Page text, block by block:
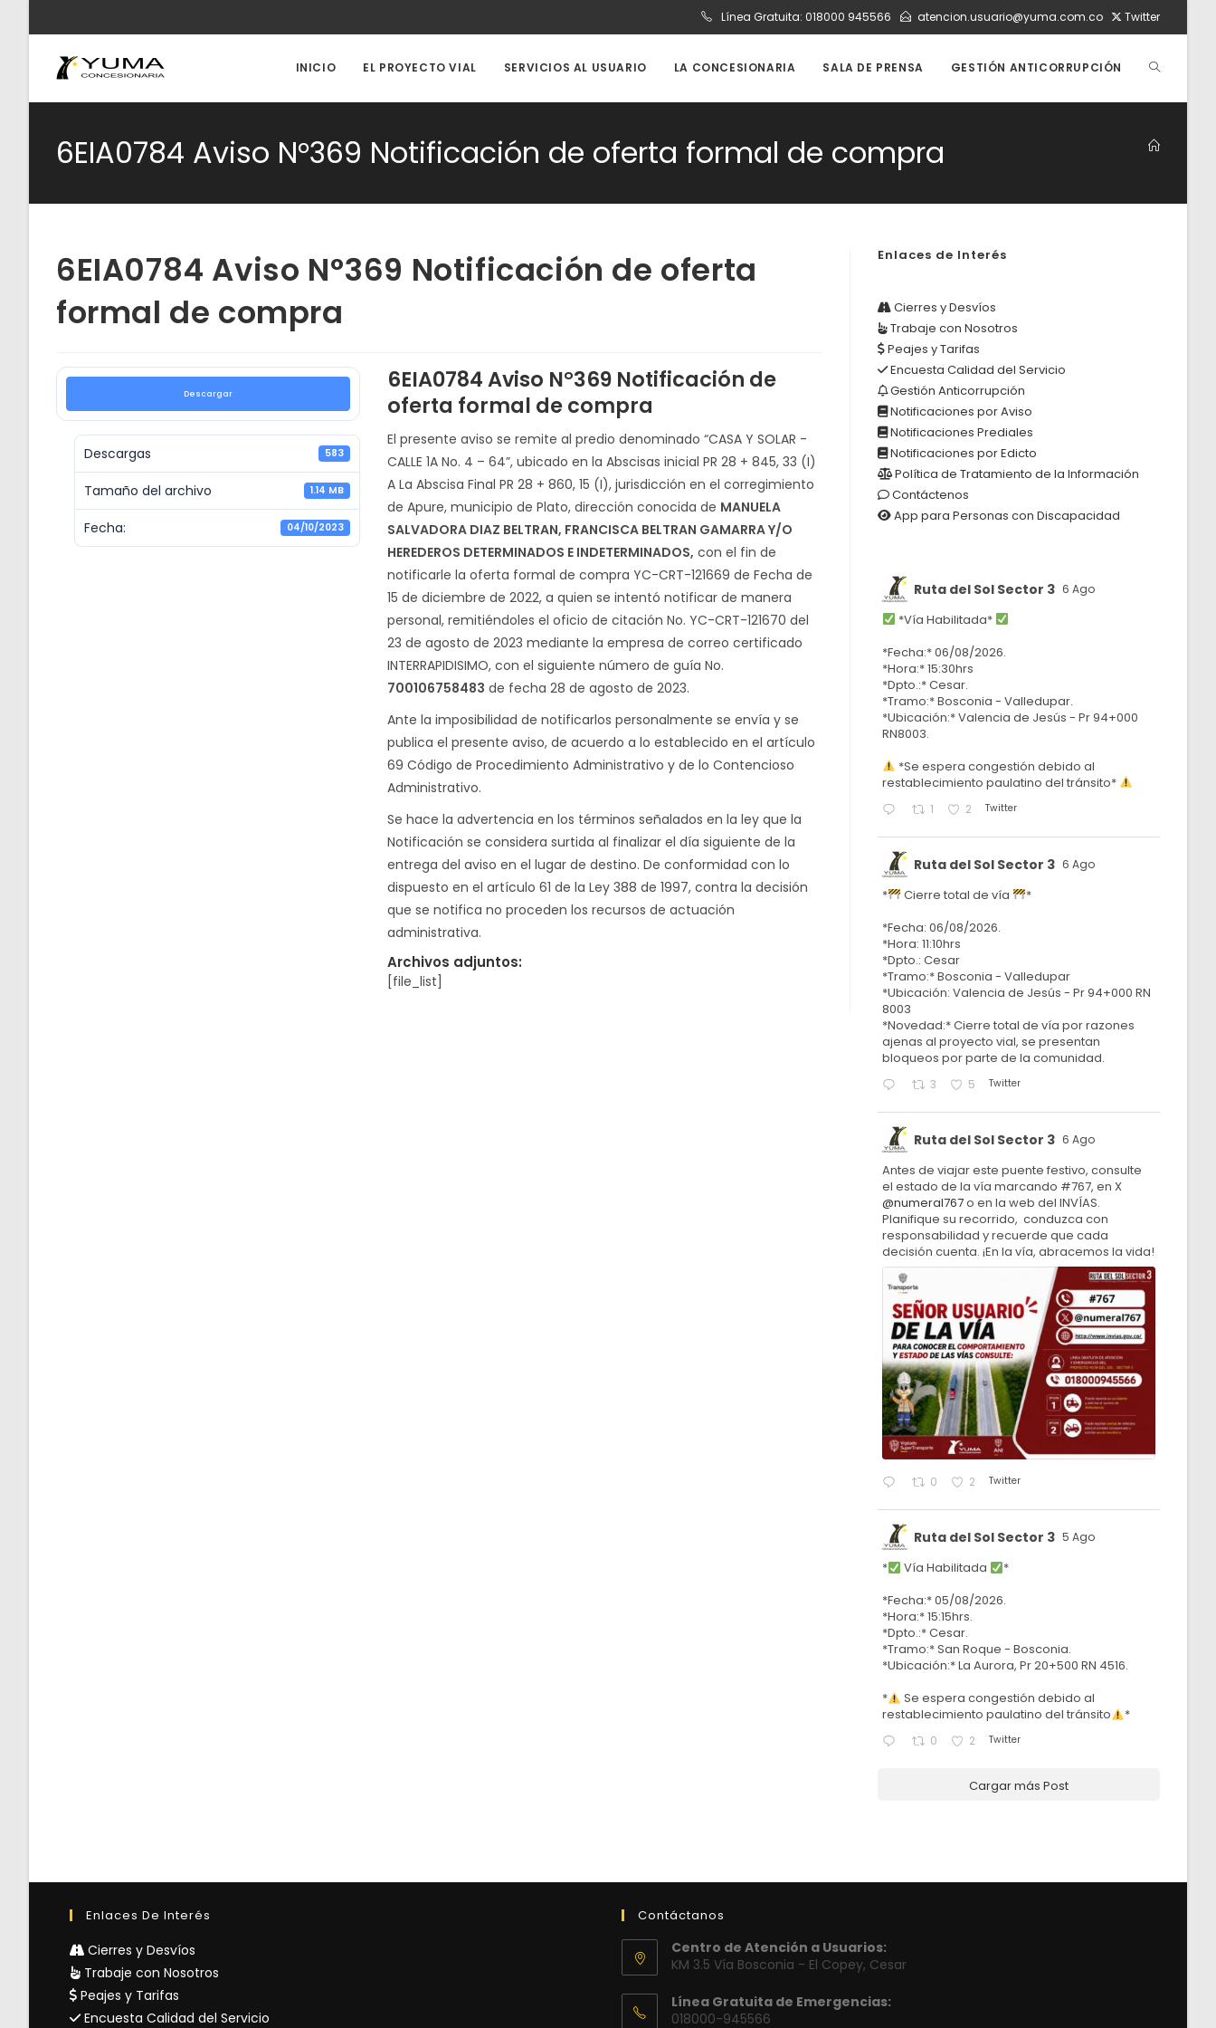
contenido
Línea Gratuita: 018000 945566 atencion.usuario@yuma.com.co Twitter
INICIO EL PROYECTO VIAL SERVICIOS AL USUARIO LA CONCESIONARIA SALA DE PRENSA GESTIÓN ANTICORRUPCIÓN ALTERNAR
BÚSQUEDA
DE
6EIA0784 Aviso N°369 Notificación de oferta formal de compra
6EIA0784 Aviso N°369 Notificación de oferta
formal de compra
Descargar
Descargas 583
Tamaño del archivo 1.14 MB
Fecha: 04/10/2023
6EIA0784 Aviso N°369 Notificación de
oferta formal de compra
El presente aviso se remite al predio denominado “CASA Y SOLAR -
CALLE 1A No. 4 – 64”, ubicado en la Abscisas inicial PR 28 + 845, 33 (I)
A La Abscisa Final PR 28 + 860, 15 (I), jurisdicción en el corregimiento
de Apure, municipio de Plato, dirección conocida de MANUELA
SALVADORA DIAZ BELTRAN, FRANCISCA BELTRAN GAMARRA Y/O
HEREDEROS DETERMINADOS E INDETERMINADOS, con el fin de
notificarle la oferta formal de compra YC-CRT-121669 de Fecha de
15 de diciembre de 2022, a quien se intentó notificar de manera
personal, remitiéndoles el oficio de citación No. YC-CRT-121670 del
23 de agosto de 2023 mediante la empresa de correo certificado
INTERRAPIDISIMO, con el siguiente número de guía No.
700106758483 de fecha 28 de agosto de 2023.
Ante la imposibilidad de notificarlos personalmente se envía y se
publica el presente aviso, de acuerdo a lo establecido en el artículo
69 Código de Procedimiento Administrativo y de lo Contencioso
Administrativo.
Se hace la advertencia en los términos señalados en la ley que la
Notificación se considera surtida al finalizar el día siguiente de la
entrega del aviso en el lugar de destino. De conformidad con lo
dispuesto en el artículo 61 de la Ley 388 de 1997, contra la decisión
que se notifica no proceden los recursos de actuación
administrativa.
Archivos adjuntos:
[file_list]
Enlaces de Interés
Cierres y Desvíos
Trabaje con Nosotros
Peajes y Tarifas
Encuesta Calidad del Servicio
Gestión Anticorrupción
Notificaciones por Aviso
Notificaciones Prediales
Notificaciones por Edicto
Política de Tratamiento de la Información
Contáctenos
App para Personas con Discapacidad
Ruta del Sol Sector 3 6 Ago
*Vía Habilitada*
*Fecha:* 06/08/2026.
*Hora:* 15:30hrs
*Dpto.:* Cesar.
*Tramo:* Bosconia - Valledupar.
*Ubicación:* Valencia de Jesús - Pr 94+000
RN8003.
*Se espera congestión debido al
restablecimiento paulatino del tránsito*
1 2 Twitter
Ruta del Sol Sector 3 6 Ago
* Cierre total de vía
*
*Fecha: 06/08/2026.
*Hora: 11:10hrs
*Dpto.: Cesar
*Tramo:* Bosconia - Valledupar
*Ubicación: Valencia de Jesús - Pr 94+000 RN
8003
*Novedad:* Cierre total de vía por razones
ajenas al proyecto vial, se presentan
bloqueos por parte de la comunidad.
3 5 Twitter
Ruta del Sol Sector 3 6 Ago
Antes de viajar este puente festivo, consulte
el estado de la vía marcando #767, en X
@numeral767o en la web del INVÍAS.
Planifique su recorrido, conduzca con
responsabilidad y recuerde que cada
decisión cuenta. ¡En la vía, abracemos la vida!
0 2 Twitter
Ruta del Sol Sector 3 5 Ago
* Vía Habilitada
*
*Fecha:* 05/08/2026.
*Hora:* 15:15hrs.
*Dpto.:* Cesar.
*Tramo:* San Roque - Bosconia.
*Ubicación:* La Aurora, Pr 20+500 RN 4516.
*
Se espera congestión debido al
restablecimiento paulatino del tránsito
*
0 2 Twitter
Cargar más Post
Enlaces De Interés
Cierres y Desvíos
Trabaje con Nosotros
Peajes y Tarifas
Encuesta Calidad del Servicio
Contáctanos
Centro de Atención a Usuarios:
KM 3.5 Vía Bosconia - El Copey, Cesar
Línea Gratuita de Emergencias:
018000-945566